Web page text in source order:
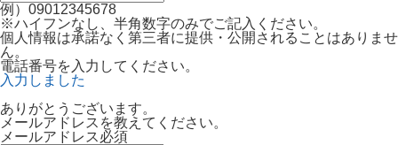
例）09012345678
※ハイフンなし、半角数字のみでご記入ください。
個人情報は承諾なく第三者に提供・公開されることはありませ
ん。
電話番号を入力してください。
入力しました
ありがとうございます。
メールアドレスを教えてください。
メールアドレス必須